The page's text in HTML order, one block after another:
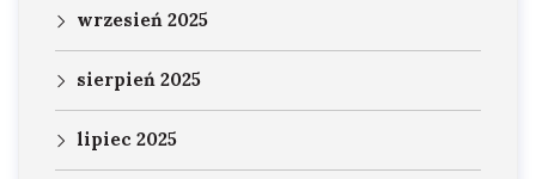
wrzesień 2025
sierpień 2025
lipiec 2025